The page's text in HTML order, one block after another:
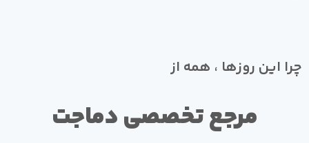
چرا این روزها ، همه از
مرجع تخصصی دماجت